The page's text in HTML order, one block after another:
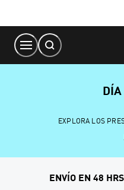
Content
EXPLORA LOS
ENVÍO EN 48